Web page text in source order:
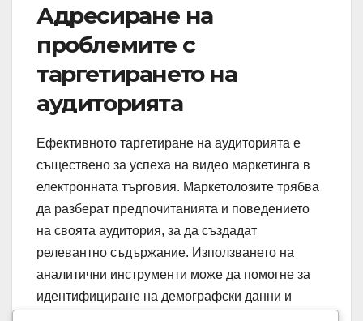
Адресиране на
проблемите с
таргетирането на
аудиторията
Ефективното таргетиране на аудиторията е
съществено за успеха на видео маркетинга в
електронната търговия. Маркетолозите трябва
да разберат предпочитанията и поведението
на своята аудитория, за да създадат
релевантно съдържание. Използването на
аналитични инструменти може да помогне за
идентифициране на демографски данни и